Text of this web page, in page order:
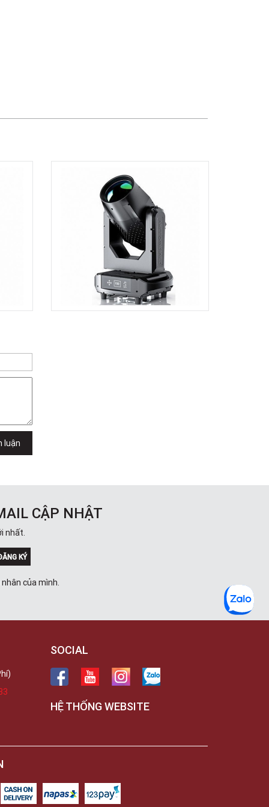
Nhiệm
Khê, Đà Nẵng, Thanh Khê, Đà Nẵng
Việt Thương Music - Vincom Lê Văn
Lô L3-05C, Tầng 3, Trung Tâm
Thương Mại Vincom Plaza, Số 50,
Đường Lê Văn Việt, Phường Tăng
Nhơn Phú, TPHCM, Quận 9, Hồ Chí
Việt Thương Music - 302 Cầu Giấy
Gian hàng G9-10 TTTM Discovery
Complex, số 302 Cầu Giấy, Phường
Cầu Giấy, Hà Nội , Cầu Giấy , Hà Nội
luận
CẬP NHẬT
nhất.
KÝ
của mình.
SOCIAL
HỆ THỐNG WEBSITE